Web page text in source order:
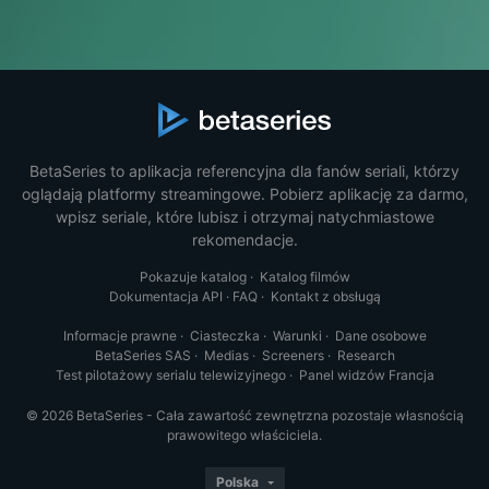
BetaSeries to aplikacja referencyjna dla fanów seriali, którzy
oglądają platformy streamingowe. Pobierz aplikację za darmo,
wpisz seriale, które lubisz i otrzymaj natychmiastowe
rekomendacje.
Pokazuje katalog· Katalog filmów
Dokumentacja API · FAQ· Kontakt z obsługą
Informacje prawne· Ciasteczka · Warunki · Dane osobowe
BetaSeries SAS · Medias· Screeners· Research
Test pilotażowy serialu telewizyjnego· Panel widzów Francja
© 2026 BetaSeries - Cała zawartość zewnętrzna pozostaje własnością
prawowitego właściciela.
Polska